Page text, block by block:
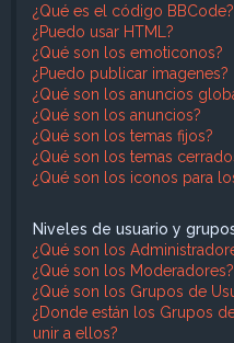
¿Qué es el código BBCode?
¿Puedo usar HTML?
¿Qué son los emoticonos?
¿Puedo publicar imagenes?
¿Qué son los anuncios
¿Qué son los anuncios?
¿Qué son los temas fijos?
¿Qué son los temas
¿Qué son los iconos para
Niveles de usuario y
¿Qué son los
¿Qué son los Moderadores?
¿Qué son los Grupos de
¿Donde están los Grupos
unir a ellos?